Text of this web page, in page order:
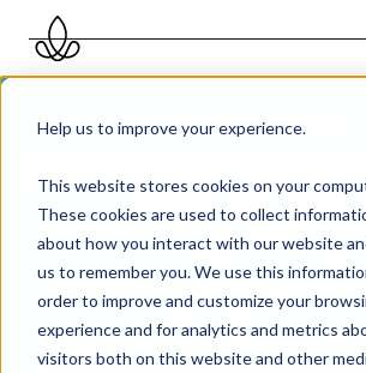
Help us to improve your experience.
This website stores cookies on your
These cookies are used to collect
about how you interact with our website
us to remember you. We use this
order to improve and customize your
experience and for analytics and metrics
visitors both on this website and other
Start Spreading Smiles
Komfort och
varedoftvid
Känslan av komfort och förtroende
luktar. Med rätt doft gör du varje
upplevelse, från parkering till
besökarna att känna sig fräscha